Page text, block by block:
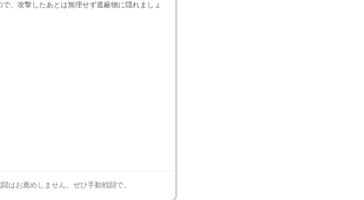
、攻撃したあとは無理せず遮蔽物に隠れましょ
はお薦めしません。ぜひ手動戦闘で。